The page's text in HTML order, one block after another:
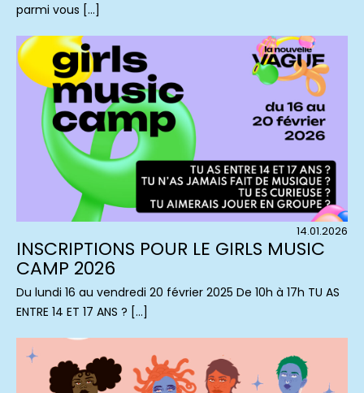
parmi vous […]
14.01.2026
INSCRIPTIONS POUR LE GIRLS MUSIC
CAMP 2026
Du lundi 16 au vendredi 20 février 2025 De 10h à 17h TU AS
ENTRE 14 ET 17 ANS ? […]